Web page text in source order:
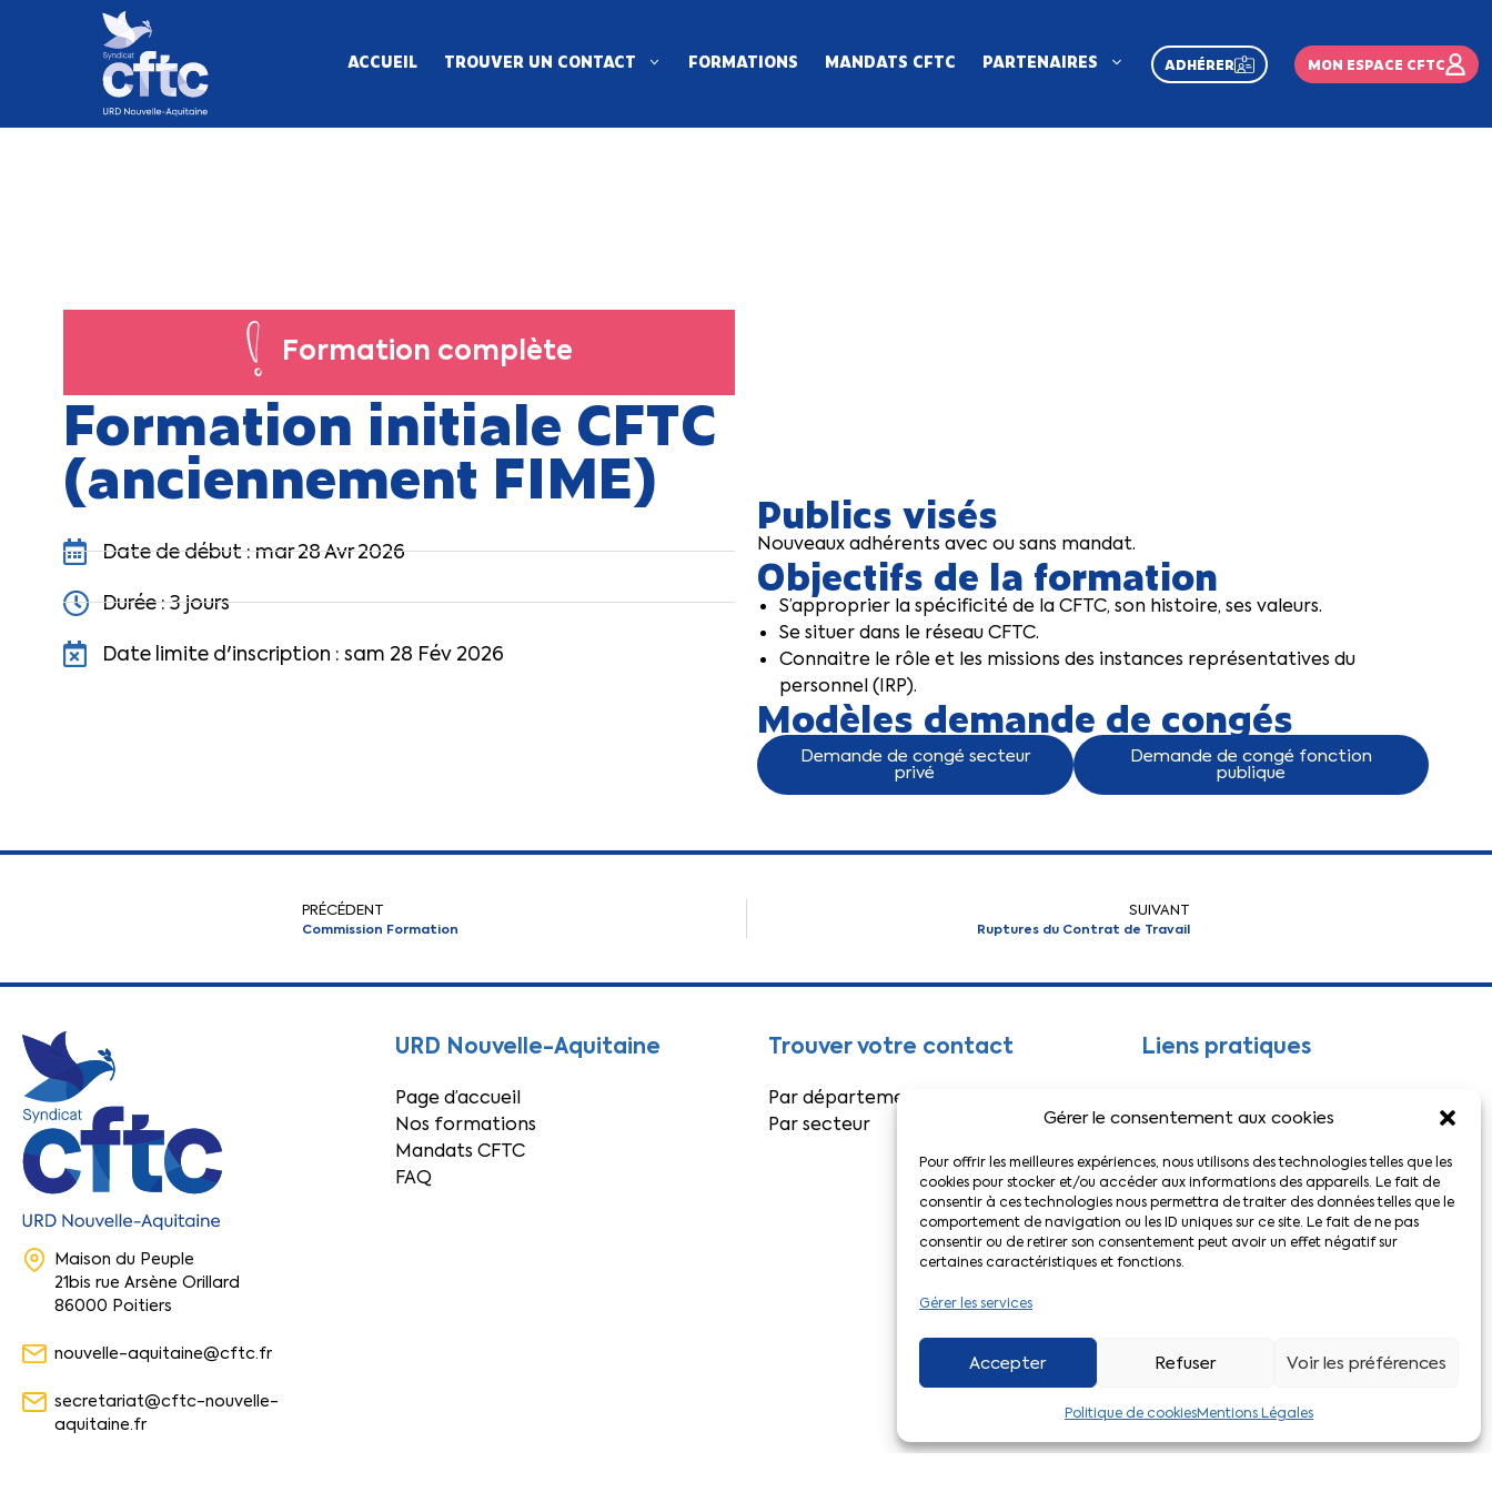
Gérer le consentement aux cookies
Pour offrir les meilleures expériences, nous utilisons des technologies telles que les
cookies pour stocker et/ou accéder aux informations des appareils. Le fait de
consentir à ces technologies nous permettra de traiter des données telles que le
comportement de navigation ou les ID uniques sur ce site. Le fait de ne pas
consentir ou de retirer son consentement peut avoir un effet négatif sur
certaines caractéristiques et fonctions.
Gérer les services
Accepter Refuser Voir les préférences
Politique de cookiesMentions Légales
ACCUEIL TROUVER UN CONTACT FORMATIONS MANDATS CFTC PARTENAIRES ADHÉRER MON ESPACE CFTC
Formation complète
Formation initiale CFTC
(anciennement FIME)
Date de début : mar 28 Avr 2026
Durée : 3 jours
Date limite d'inscription : sam 28 Fév 2026
Publics visés
Nouveaux adhérents avec ou sans mandat.
Objectifs de la formation
S’approprier la spécificité de la CFTC, son histoire, ses valeurs.
Se situer dans le réseau CFTC.
Connaitre le rôle et les missions des instances représentatives du
personnel (IRP).
Modèles demande de congés
Demande de congé secteur
privé
Demande de congé fonction
publique
PRÉCÉDENT
Commission Formation
SUIVANT
Ruptures du Contrat de Travail
Maison du Peuple
21bis rue Arsène Orillard
86000 Poitiers
nouvelle-aquitaine@cftc.fr
secretariat@cftc-nouvelle-
aquitaine.fr
URD Nouvelle-Aquitaine
Page d’accueil
Nos formations
Mandats CFTC
FAQ
Trouver votre contact
Par département
Par secteur
Liens pratiques
Adhérer à la CFTC
Le Décodeur
Votre espace adhérent
L’application CFTC